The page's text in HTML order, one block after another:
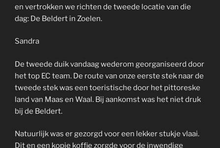
en vertrokken we richten de tweede locatie van die
dag: De Beldert in Zoelen.
Sandra
De tweede duik vandaag wederom georganiseerd door
het top EC team. De route van onze eerste stek naar de
tweede stek was een toeristische door het pittoreske
land van Maas en Waal. Bij aankomst was het niet druk
bij de Beldert.
Natuurlijk was er gezorgd voor een lekker stukje vlaai.
Dit en een kopje koffie zorgde voor de inwendige